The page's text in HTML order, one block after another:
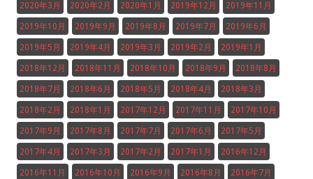
2020年3月 2020年2月 2020年1月 2019年12月 2019年11月
2019年10月 2019年9月 2019年8月 2019年7月 2019年6月
2019年5月 2019年4月 2019年3月 2019年2月 2019年1月
2018年12月 2018年11月 2018年10月 2018年9月 2018年8月
2018年7月 2018年6月 2018年5月 2018年4月 2018年3月
2018年2月 2018年1月 2017年12月 2017年11月 2017年10月
2017年9月 2017年8月 2017年7月 2017年6月 2017年5月
2017年4月 2017年3月 2017年2月 2017年1月 2016年12月
2016年11月 2016年10月 2016年9月 2016年8月 2016年7月